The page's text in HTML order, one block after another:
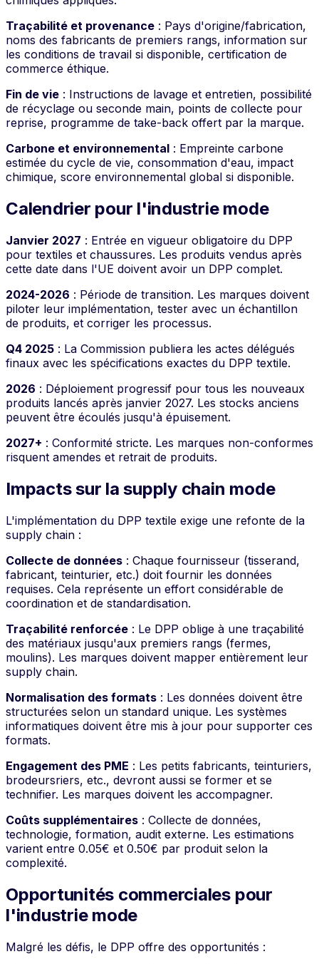
Traçabilité et provenance : Pays d'origine/fabrication,
noms des fabricants de premiers rangs, information sur
les conditions de travail si disponible, certification de
commerce éthique.
Fin de vie : Instructions de lavage et entretien, possibilité
de récyclage ou seconde main, points de collecte pour
reprise, programme de take-back offert par la marque.
Carbone et environnemental : Empreinte carbone
estimée du cycle de vie, consommation d'eau, impact
chimique, score environnemental global si disponible.
Calendrier pour l'industrie mode
Janvier 2027 : Entrée en vigueur obligatoire du DPP
pour textiles et chaussures. Les produits vendus après
cette date dans l'UE doivent avoir un DPP complet.
2024-2026 : Période de transition. Les marques doivent
piloter leur implémentation, tester avec un échantillon
de produits, et corriger les processus.
Q4 2025 : La Commission publiera les actes délégués
finaux avec les spécifications exactes du DPP textile.
2026 : Déploiement progressif pour tous les nouveaux
produits lancés après janvier 2027. Les stocks anciens
peuvent être écoulés jusqu'à épuisement.
2027+ : Conformité stricte. Les marques non-conformes
risquent amendes et retrait de produits.
Impacts sur la supply chain mode
L'implémentation du DPP textile exige une refonte de la
supply chain :
Collecte de données : Chaque fournisseur (tisserand,
fabricant, teinturier, etc.) doit fournir les données
requises. Cela représente un effort considérable de
coordination et de standardisation.
Traçabilité renforcée : Le DPP oblige à une traçabilité
des matériaux jusqu'aux premiers rangs (fermes,
moulins). Les marques doivent mapper entièrement leur
supply chain.
Normalisation des formats : Les données doivent être
structurées selon un standard unique. Les systèmes
informatiques doivent être mis à jour pour supporter ces
formats.
Engagement des PME : Les petits fabricants, teinturiers,
brodeursriers, etc., devront aussi se former et se
technifier. Les marques doivent les accompagner.
Coûts supplémentaires : Collecte de données,
technologie, formation, audit externe. Les estimations
varient entre 0.05€ et 0.50€ par produit selon la
complexité.
Opportunités commerciales pour
l'industrie mode
Malgré les défis, le DPP offre des opportunités :